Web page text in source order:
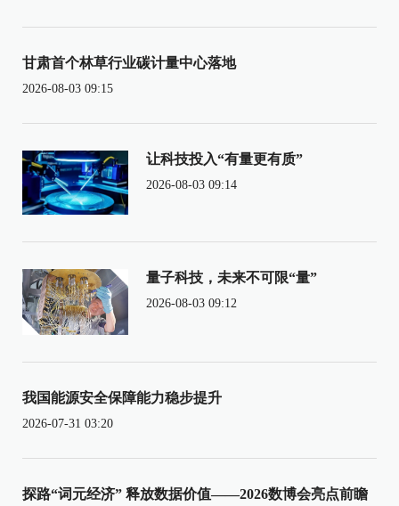
甘肃首个林草行业碳计量中心落地
2026-08-03 09:15
让科技投入“有量更有质”
2026-08-03 09:14
量子科技，未来不可限“量”
2026-08-03 09:12
我国能源安全保障能力稳步提升
2026-07-31 03:20
探路“词元经济” 释放数据价值——2026数博会亮点前瞻